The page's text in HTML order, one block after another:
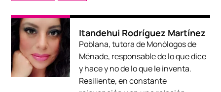
Itandehui Rodríguez Martínez
Poblana, tutora de Monólogos de
Ménade, responsable de lo que dice
y hace y no de lo que le inventa.
Resiliente, en constante